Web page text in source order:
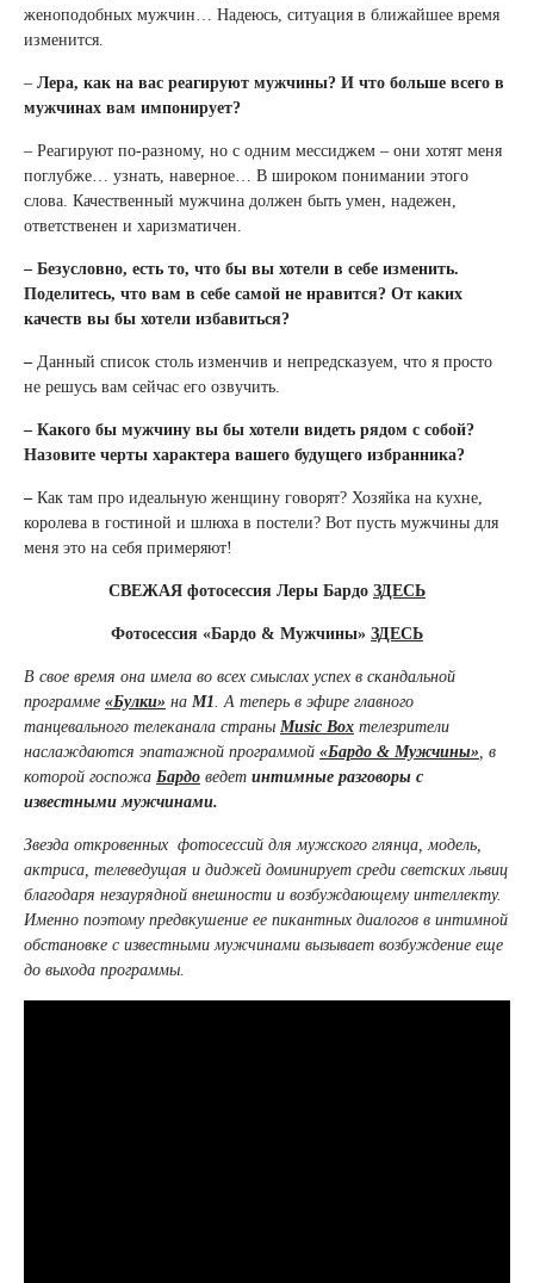
женоподобных мужчин… Надеюсь, ситуация в ближайшее время
изменится.
– Лера, как на вас реагируют мужчины? И что больше всего в
мужчинах вам импонирует?
– Реагируют по-разному, но с одним мессиджем – они хотят меня
поглубже… узнать, наверное… В широком понимании этого
слова. Качественный мужчина должен быть умен, надежен,
ответственен и харизматичен.
– Безусловно, есть то, что бы вы хотели в себе изменить.
Поделитесь, что вам в себе самой не нравится? От каких
качеств вы бы хотели избавиться?
– Данный список столь изменчив и непредсказуем, что я просто
не решусь вам сейчас его озвучить.
– Какого бы мужчину вы бы хотели видеть рядом с собой?
Назовите черты характера вашего будущего избранника?
– Как там про идеальную женщину говорят? Хозяйка на кухне,
королева в гостиной и шлюха в постели? Вот пусть мужчины для
меня это на себя примеряют!
СВЕЖАЯ фотосессия Леры Бардо ЗДЕСЬ
Фотосессия «Бардо & Мужчины» ЗДЕСЬ
В свое время она имела во всех смыслах успех в скандальной
программе «Булки» на М1. А теперь в эфире главного
танцевального телеканала страны Music Box телезрители
наслаждаются эпатажной программой «Бардо & Мужчины», в
которой госпожа Бардо ведет интимные разговоры с
известными мужчинами.
Звезда откровенных фотосессий для мужского глянца, модель,
актриса, телеведущая и диджей доминирует среди светских львиц
благодаря незаурядной внешности и возбуждающему интеллекту.
Именно поэтому предвкушение ее пикантных диалогов в интимной
обстановке с известными мужчинами вызывает возбуждение еще
до выхода программы.